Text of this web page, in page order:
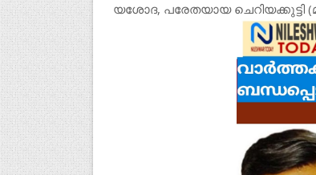
യശോദ, പരേതയായ ചെറിയക്കുട്ടി